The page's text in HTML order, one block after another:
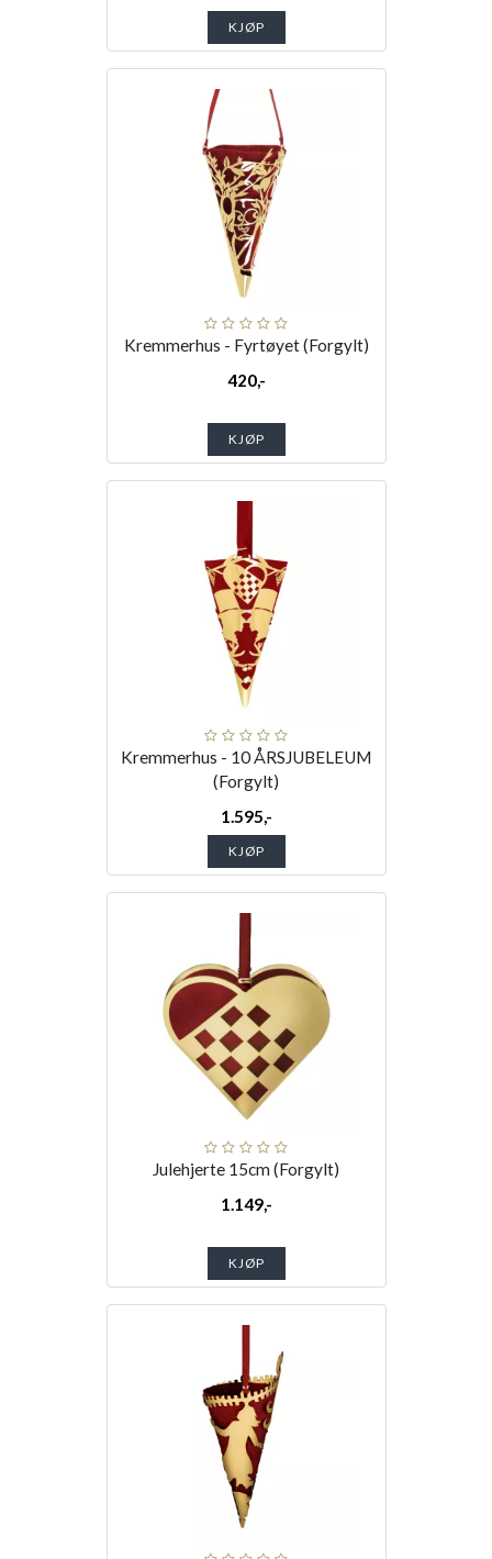
KJØP
Kremmerhus - Fyrtøyet (Forgylt)
420,-
KJØP
Kremmerhus - 10 ÅRSJUBELEUM
(Forgylt)
1.595,-
KJØP
Julehjerte 15cm (Forgylt)
1.149,-
KJØP